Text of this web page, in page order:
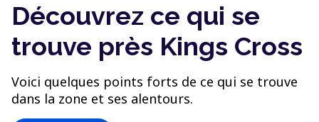
Découvrez ce qui se
trouve près Kings Cross
Voici quelques points forts de ce qui se trouve
dans la zone et ses alentours.